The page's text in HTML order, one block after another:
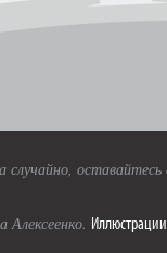
случайно,
Иллюстрации